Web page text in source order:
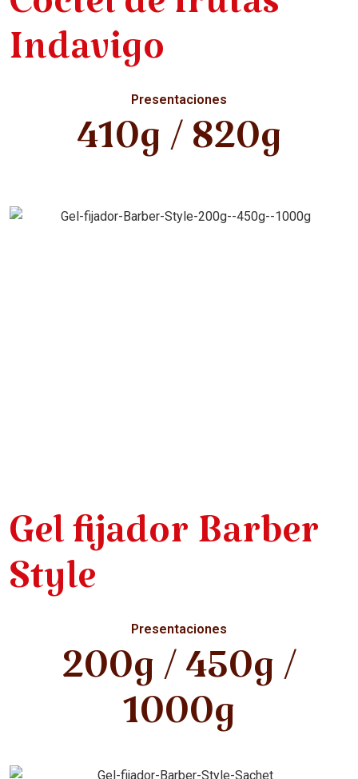
Coctel de frutas
Indavigo
Presentaciones
410g / 820g
Gel fijador Barber
Style
Presentaciones
200g / 450g /
1000g